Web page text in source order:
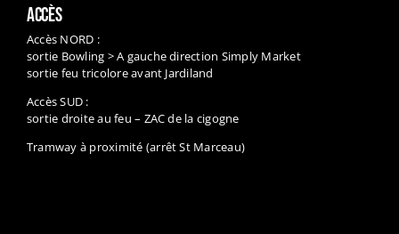
ACCÈS
Accès NORD :
sortie Bowling > A gauche direction Simply Market
sortie feu tricolore avant Jardiland
Accès SUD :
sortie droite au feu – ZAC de la cigogne
Tramway à proximité (arrêt St Marceau)